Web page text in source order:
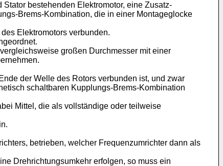
bestehenden Elektromotor, eine Zusatz-
Brems-Kombination, die in einer Montageglocke
Elektromotors verbunden.
großen Durchmesser mit einer
der Welle des Rotors verbunden ist, und zwar
schaltbaren Kupplungs-Brems-Kombination
Mittel, die als vollständige oder teilweise
betrieben, welcher Frequenzumrichter dann als
Drehrichtungsumkehr erfolgen, so muss ein